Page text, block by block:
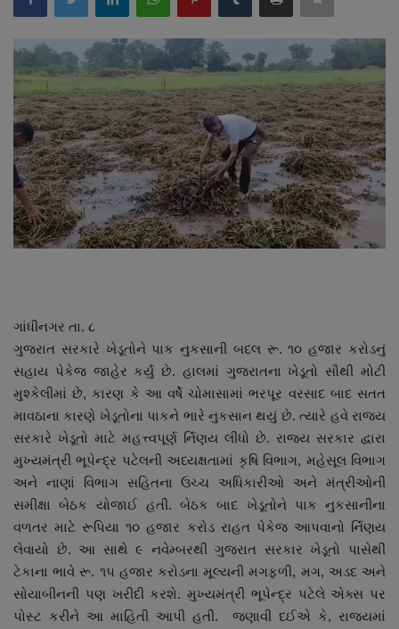
About Author
Contact
Dipotsav Special
આંતરરાષ્ટ્રીય
રાષ્ટ્રીય
ગુજરાત
Support US
બજારના સમાચાર
નાણાંકીય સમાચાર
સ્થાનિક સમાચાર
સ્પોર્ટ્સ
રાશિફળ
ગુનાખોરી
ગાંધીનગર તા. ૮
ગુજરાત સરકારે ખેડૂતોને પાક નુકસાની બદલ રૂ. ૧૦ હજાર કરોડનું
સહાય પેકેજ જાહેર કર્યું છે. હાલમાં ગુજરાતના ખેડૂતો સૌથી મોટી
મુશ્કેલીમાં છે, કારણ કે આ વર્ષે ચોમાસામાં ભરપૂર વરસાદ બાદ સતત
માવઠાના કારણે ખેડૂતોના પાકને ભારે નુકસાન થયું છે. ત્યારે હવે રાજ્ય
સરકારે ખેડૂતો માટે મહત્ત્વપૂર્ણ ર્નિણય લીધો છે. રાજ્ય સરકાર દ્વારા
મુખ્યમંત્રી ભૂપેન્દ્ર પટેલની અધ્યક્ષતામાં કૃષિ વિભાગ, મહેસૂલ વિભાગ
અને નાણાં વિભાગ સહિતના ઉચ્ચ અધિકારીઓ અને મંત્રીઓની
સમીક્ષા બેઠક યોજાઈ હતી. બેઠક બાદ ખેડૂતોને પાક નુકસાનીના
વળતર માટે રૂપિયા ૧૦ હજાર કરોડ રાહત પેકેજ આપવાનો ર્નિણય
લેવાયો છે. આ સાથે ૯ નવેમ્બરથી ગુજરાત સરકાર ખેડૂતો પાસેથી
ટેકાના ભાવે રૂ. ૧૫ હજાર કરોડના મૂલ્યની મગફળી, મગ, અડદ અને
સોયાબીનની પણ ખરીદી કરશે. મુખ્યમંત્રી ભૂપેન્દ્ર પટેલે એક્સ પર
પોસ્ટ કરીને આ માહિતી આપી હતી. જણાવી દઈએ કે, રાજ્યમાં